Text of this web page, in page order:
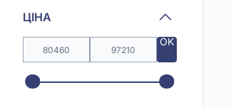
ЦІНА
OK